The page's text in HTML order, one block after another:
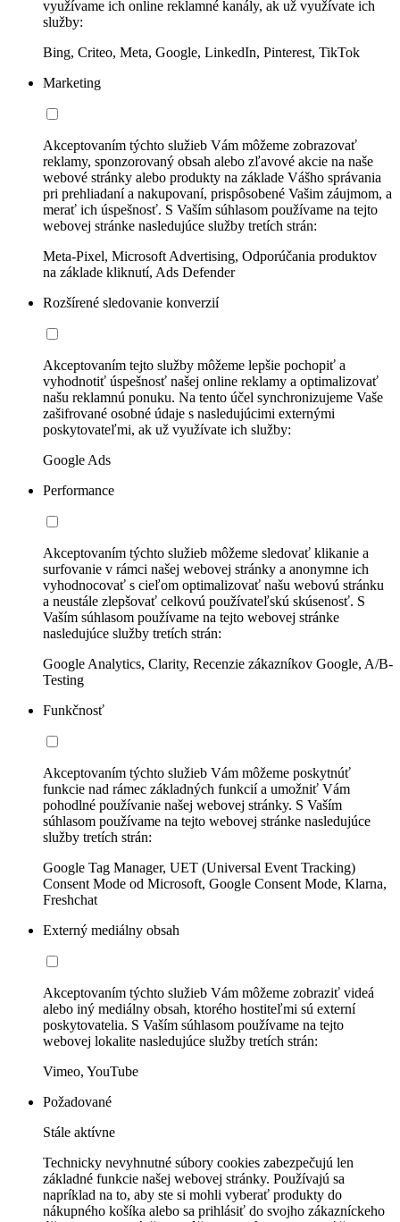
využívame ich online reklamné kanály, ak už využívate ich
služby:
Bing, Criteo, Meta, Google, LinkedIn, Pinterest, TikTok
Marketing
Akceptovaním týchto služieb Vám môžeme zobrazovať
reklamy, sponzorovaný obsah alebo zľavové akcie na naše
webové stránky alebo produkty na základe Vášho správania
pri prehliadaní a nakupovaní, prispôsobené Vašim záujmom, a
merať ich úspešnosť. S Vaším súhlasom používame na tejto
webovej stránke nasledujúce služby tretích strán:
Meta-Pixel, Microsoft Advertising, Odporúčania produktov
na základe kliknutí, Ads Defender
Rozšírené sledovanie konverzií
Akceptovaním tejto služby môžeme lepšie pochopiť a
vyhodnotiť úspešnosť našej online reklamy a optimalizovať
našu reklamnú ponuku. Na tento účel synchronizujeme Vaše
zašifrované osobné údaje s nasledujúcimi externými
poskytovateľmi, ak už využívate ich služby:
Google Ads
Performance
Akceptovaním týchto služieb môžeme sledovať klikanie a
surfovanie v rámci našej webovej stránky a anonymne ich
vyhodnocovať s cieľom optimalizovať našu webovú stránku
a neustále zlepšovať celkovú používateľskú skúsenosť. S
Vaším súhlasom používame na tejto webovej stránke
nasledujúce služby tretích strán:
Google Analytics, Clarity, Recenzie zákazníkov Google, A/B-
Testing
Funkčnosť
Akceptovaním týchto služieb Vám môžeme poskytnúť
funkcie nad rámec základných funkcií a umožniť Vám
pohodlné používanie našej webovej stránky. S Vaším
súhlasom používame na tejto webovej stránke nasledujúce
služby tretích strán:
Google Tag Manager, UET (Universal Event Tracking)
Consent Mode od Microsoft, Google Consent Mode, Klarna,
Freshchat
Externý mediálny obsah
Akceptovaním týchto služieb Vám môžeme zobraziť videá
alebo iný mediálny obsah, ktorého hostiteľmi sú externí
poskytovatelia. S Vaším súhlasom používame na tejto
webovej lokalite nasledujúce služby tretích strán:
Vimeo, YouTube
Požadované
Stále aktívne
Technicky nevyhnutné súbory cookies zabezpečujú len
základné funkcie našej webovej stránky. Používajú sa
napríklad na to, aby ste si mohli vyberať produkty do
nákupného košíka alebo sa prihlásiť do svojho zákazníckeho